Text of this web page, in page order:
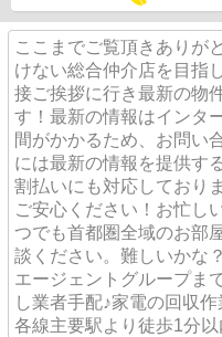
ここまでご覧頂きありが
けない総合仲介店を目指
接ご挨拶に行き最新の物
す！最新の情報はインタ
間がかかるため、お問い
には最新の情報を提供す
割払いにも対応しており
ご安心ください！お忙し
つでも首都圏全域のお部
談ください。難しいかな
エージェントグループま
し業者手配♪家電の回収
各線主要駅より徒歩1分